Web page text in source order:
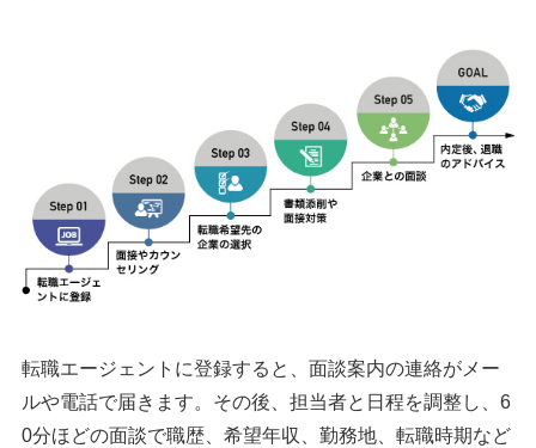
転職エージェントに登録すると、面談案内の連絡がメー
ルや電話で届きます。その後、担当者と日程を調整し、6
0分ほどの面談で職歴、希望年収、勤務地、転職時期など